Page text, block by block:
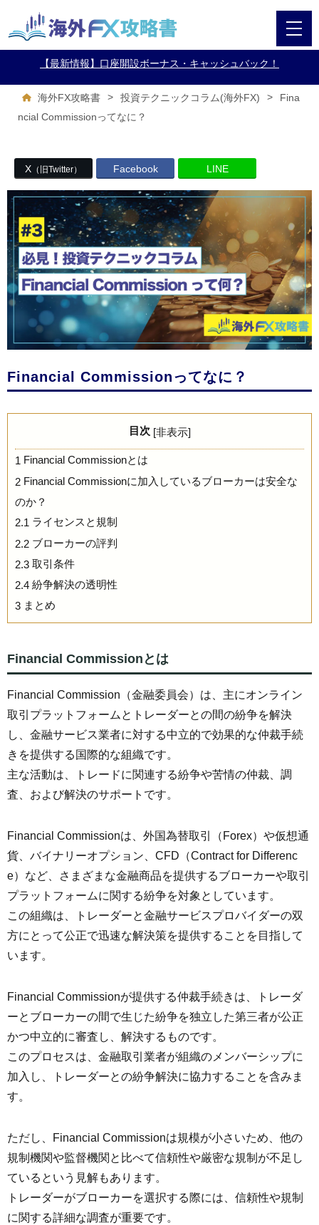
【最新情報】口座開設ボーナス・キャッシュバック！
海外FX攻略書 > 投資テクニックコラム(海外FX) >
Fina
ncial Commissionってなに？
X （旧Twitter） Facebook LINE
Financial Commissionってなに？
目次 [非表示]
1 Financial Commissionとは
2 Financial Commissionに加入しているブローカーは安全な
のか？
2.1 ライセンスと規制
2.2 ブローカーの評判
2.3 取引条件
2.4 紛争解決の透明性
3 まとめ
Financial Commissionとは
Financial Commission（金融委員会）は、主にオンライン
取引プラットフォームとトレーダーとの間の紛争を解決
し、金融サービス業者に対する中立的で効果的な仲裁手続
きを提供する国際的な組織です。
主な活動は、トレードに関連する紛争や苦情の仲裁、調
査、および解決のサポートです。
Financial Commissionは、外国為替取引（Forex）や仮想通
貨、バイナリーオプション、CFD（Contract for Differenc
e）など、さまざまな金融商品を提供するブローカーや取引
プラットフォームに関する紛争を対象としています。
この組織は、トレーダーと金融サービスプロバイダーの双
方にとって公正で迅速な解決策を提供することを目指して
います。
Financial Commissionが提供する仲裁手続きは、トレーダ
ーとブローカーの間で生じた紛争を独立した第三者が公正
かつ中立的に審査し、解決するものです。
このプロセスは、金融取引業者が組織のメンバーシップに
加入し、トレーダーとの紛争解決に協力することを含みま
す。
ただし、Financial Commissionは規模が小さいため、他の
規制機関や監督機関と比べて信頼性や厳密な規制が不足し
ているという見解もあります。
トレーダーがブローカーを選択する際には、信頼性や規制
に関する詳細な調査が重要です。